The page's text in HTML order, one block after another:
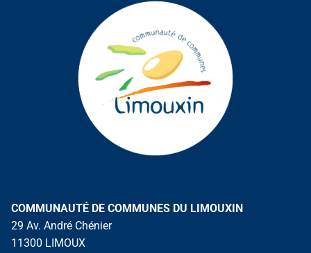
COMMUNAUTÉ DE COMMUNES DU LIMOUXIN
29 Av. André Chénier
11300 LIMOUX